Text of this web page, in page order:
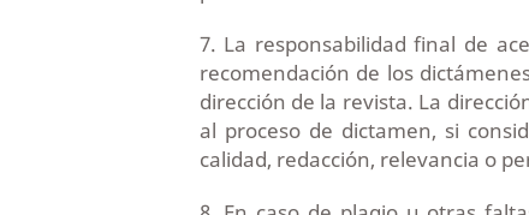
7. La responsabilidad final de
recomendación de los
dirección de la revista. La
al proceso de dictamen, si
calidad, redacción, relevancia o